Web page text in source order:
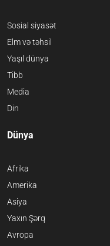
Sosial siyasət
Elm və təhsil
Yaşıl dünya
Tibb
Media
Din
Dünya
Afrika
Amerika
Asiya
Yaxın Şərq
Avropa